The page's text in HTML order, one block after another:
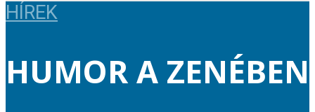
HÍREK
HUMOR A ZENÉBEN